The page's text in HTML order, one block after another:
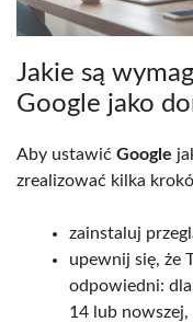
Jakie są
Google jako
Aby ustawić Google
zrealizować kilka
zainstaluj
upewnij się, że
odpowiedni:
14 lub nowszej,